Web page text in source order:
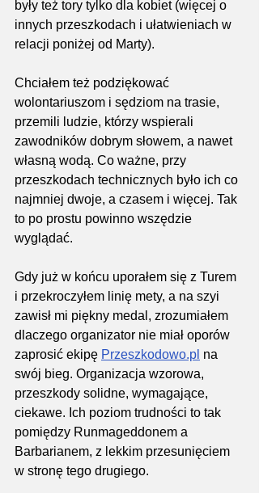
były też tory tylko dla kobiet (więcej o
innych przeszkodach i ułatwieniach w
relacji poniżej od Marty).
Chciałem też podziękować
wolontariuszom i sędziom na trasie,
przemili ludzie, którzy wspierali
zawodników dobrym słowem, a nawet
własną wodą. Co ważne, przy
przeszkodach technicznych było ich co
najmniej dwoje, a czasem i więcej. Tak
to po prostu powinno wszędzie
wyglądać.
Gdy już w końcu uporałem się z Turem
i przekroczyłem linię mety, a na szyi
zawisł mi piękny medal, zrozumiałem
dlaczego organizator nie miał oporów
zaprosić ekipę Przeszkodowo.pl na
swój bieg. Organizacja wzorowa,
przeszkody solidne, wymagające,
ciekawe. Ich poziom trudności to tak
pomiędzy Runmageddonem a
Barbarianem, z lekkim przesunięciem
w stronę tego drugiego.